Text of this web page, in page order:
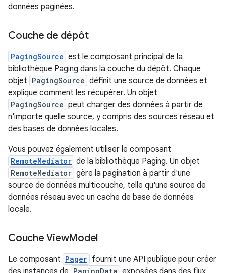
données paginées.
Couche de dépôt
PagingSource est le composant principal de la
bibliothèque Paging dans la couche du dépôt. Chaque
objet PagingSource définit une source de données et
explique comment les récupérer. Un objet
PagingSource peut charger des données à partir de
n'importe quelle source, y compris des sources réseau et
des bases de données locales.
Vous pouvez également utiliser le composant
RemoteMediator de la bibliothèque Paging. Un objet
RemoteMediator gère la pagination à partir d'une
source de données multicouche, telle qu'une source de
données réseau avec un cache de base de données
locale.
Couche ViewModel
Le composant Pager fournit une API publique pour créer
PagingData